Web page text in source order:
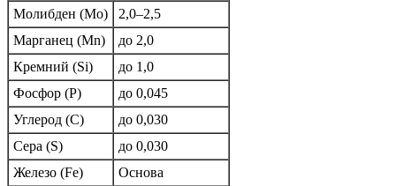
Молибден (Mo)
2,0–2,5
Марганец (Mn)
до 2,0
Кремний (Si)
до 1,0
Фосфор (P)
до 0,045
Углерод (C)
до 0,030
Сера (S)
до 0,030
Железо (Fe)
Основа